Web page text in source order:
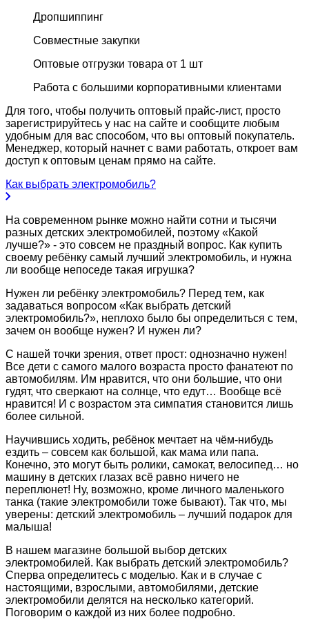
Дропшиппинг
Совместные закупки
Оптовые отгрузки товара от 1 шт
Работа с большими корпоративными клиентами
Для того, чтобы получить оптовый прайс-лист, просто
зарегистрируйтесь у нас на сайте и сообщите любым
удобным для вас способом, что вы оптовый покупатель.
Менеджер, который начнет с вами работать, откроет вам
доступ к оптовым ценам прямо на сайте.
Как выбрать электромобиль?
На современном рынке можно найти сотни и тысячи
разных детских электромобилей, поэтому «Какой
лучше?» - это совсем не праздный вопрос. Как купить
своему ребёнку самый лучший электромобиль, и нужна
ли вообще непоседе такая игрушка?
Нужен ли ребёнку электромобиль? Перед тем, как
задаваться вопросом «Как выбрать детский
электромобиль?», неплохо было бы определиться с тем,
зачем он вообще нужен? И нужен ли?
С нашей точки зрения, ответ прост: однозначно нужен!
Все дети с самого малого возраста просто фанатеют по
автомобилям. Им нравится, что они большие, что они
гудят, что сверкают на солнце, что едут… Вообще всё
нравится! И с возрастом эта симпатия становится лишь
более сильной.
Научившись ходить, ребёнок мечтает на чём-нибудь
ездить – совсем как большой, как мама или папа.
Конечно, это могут быть ролики, самокат, велосипед… но
машину в детских глазах всё равно ничего не
переплюнет! Ну, возможно, кроме личного маленького
танка (такие электромобили тоже бывают). Так что, мы
уверены: детский электромобиль – лучший подарок для
малыша!
В нашем магазине большой выбор детских
электромобилей. Как выбрать детский электромобиль?
Сперва определитесь с моделью. Как и в случае с
настоящими, взрослыми, автомобилями, детские
электромобили делятся на несколько категорий.
Поговорим о каждой из них более подробно.